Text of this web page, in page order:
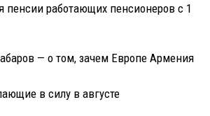
пенсии работающих пенсионеров с 1
— о том, зачем Европе Армения
в силу в августе